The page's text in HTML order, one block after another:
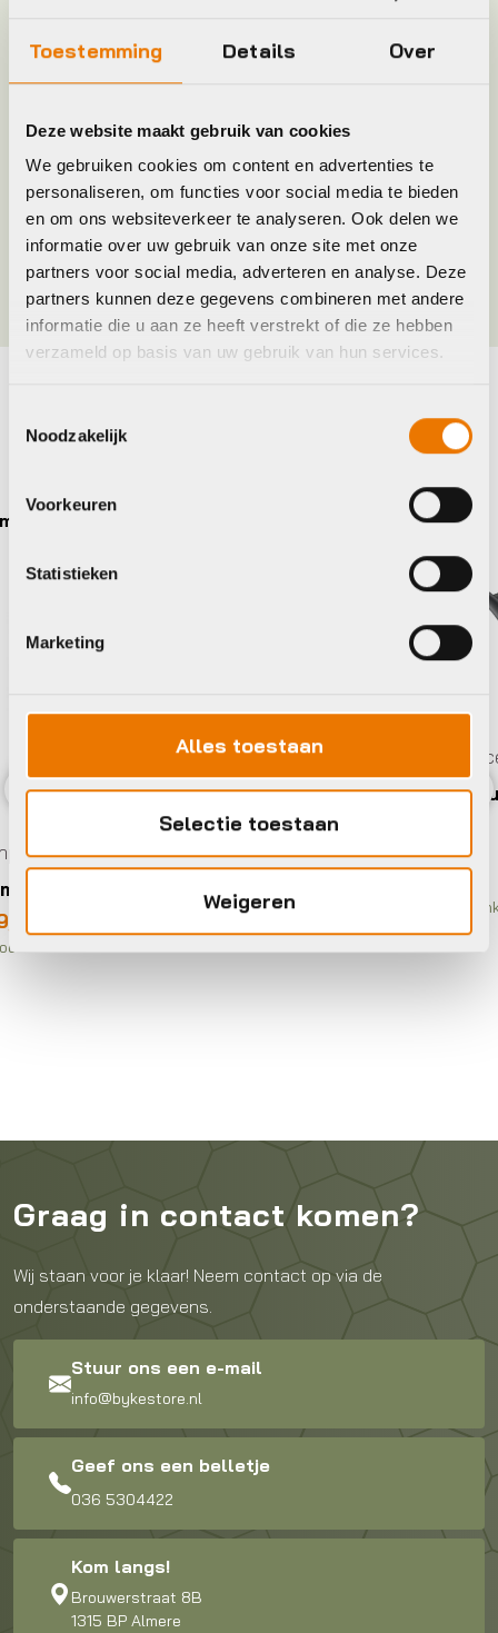
Toestemming Details Over
Deze website maakt gebruik van cookies
We gebruiken cookies om content en advertenties te
personaliseren, om functies voor social media te bieden
en om ons websiteverkeer te analyseren. Ook delen we
informatie over uw gebruik van onze site met onze
partners voor social media, adverteren en analyse. Deze
partners kunnen deze gegevens combineren met andere
informatie die u aan ze heeft verstrekt of die ze hebben
verzameld op basis van uw gebruik van hun services.
Noodzakelijk
Voorkeuren
Statistieken
Marketing
Alles toestaan
Selectie toestaan
Weigeren
Leverstatus Op voorraad bij leverancier
Model
Merk Bosch
Kleur
Maak je fiets compleet
Computers accessoires en onderdelen
Shokz OpenRun Pro
€189,95
Op voorraad in winkel
Graag in contact komen?
Wij staan voor je klaar! Neem contact op via de
onderstaande gegevens.
Stuur ons een e-mail
info@bykestore.nl
Geef ons een belletje
036 5304422
Kom langs!
Brouwerstraat 8B
1315 BP Almere